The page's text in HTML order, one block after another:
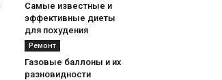
Самые известные и
эффективные диеты
для похудения
Ремонт
Газовые баллоны и их
разновидности